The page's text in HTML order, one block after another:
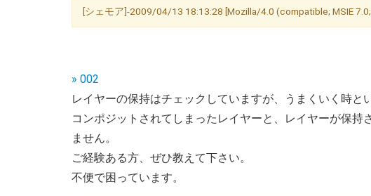
[シェモア]-2009/04/13 18:13:28 [Mozilla/4.0 (compatible; MSIE 7.0;
» 002
レイヤーの保持はチェックしていますが、うまくいく時と
コンポジットされてしまったレイヤーと、レイヤーが保持
ません。
ご経験ある方、ぜひ教えて下さい。
不便で困っています。